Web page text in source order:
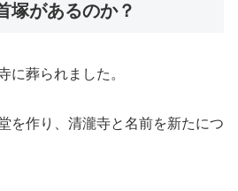
塚があるのか？
に葬られました。
を作り、清瀧寺と名前を新たにつ